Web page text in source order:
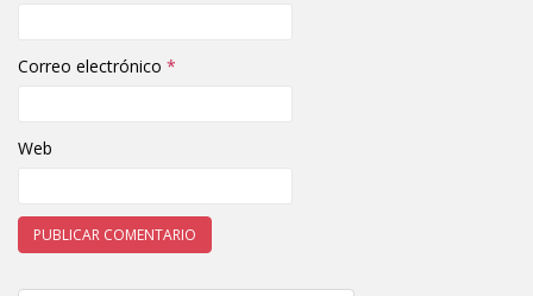
Correo electrónico *
Web